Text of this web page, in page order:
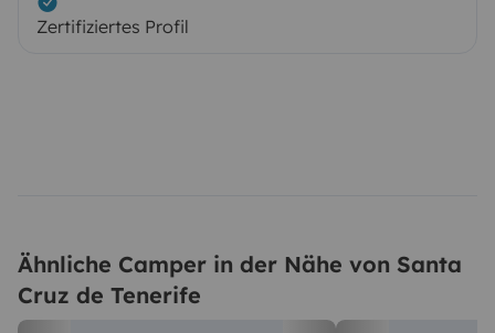
Zertifiziertes Profil
Ähnliche Camper in der Nähe von Santa
Cruz de Tenerife